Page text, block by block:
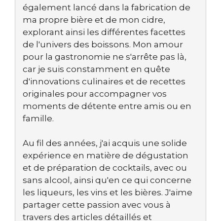
également lancé dans la fabrication de
ma propre bière et de mon cidre,
explorant ainsi les différentes facettes
de l'univers des boissons. Mon amour
pour la gastronomie ne s'arrête pas là,
car je suis constamment en quête
d'innovations culinaires et de recettes
originales pour accompagner vos
moments de détente entre amis ou en
famille.
Au fil des années, j'ai acquis une solide
expérience en matière de dégustation
et de préparation de cocktails, avec ou
sans alcool, ainsi qu'en ce qui concerne
les liqueurs, les vins et les bières. J'aime
partager cette passion avec vous à
travers des articles détaillés et